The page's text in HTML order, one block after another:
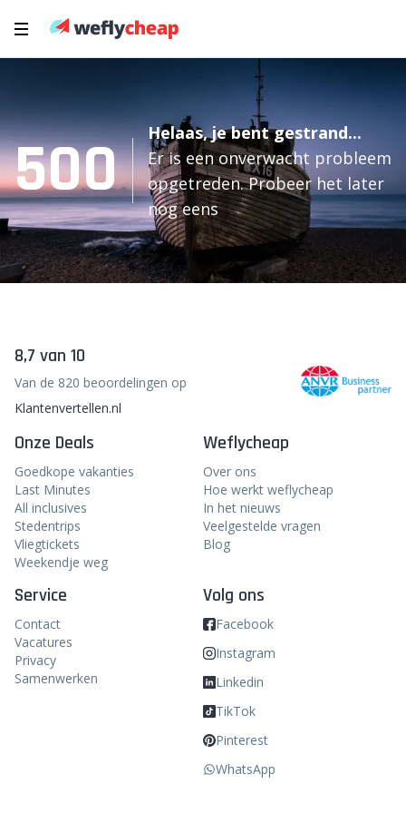
500
Helaas, je bent gestrand...
Er is een onverwacht probleem
opgetreden. Probeer het later
nog eens
8,7 van 10
Van de 820 beoordelingen op
Klantenvertellen.nl
Onze Deals
Goedkope vakanties
Last Minutes
All inclusives
Stedentrips
Vliegtickets
Weekendje weg
Weflycheap
Over ons
Hoe werkt weflycheap
In het nieuws
Veelgestelde vragen
Blog
Service
Contact
Vacatures
Privacy
Samenwerken
Volg ons
Facebook
Instagram
Linkedin
TikTok
Pinterest
WhatsApp